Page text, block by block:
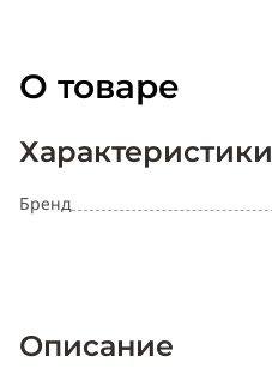
О товаре
Характеристики
Бренд
Описание